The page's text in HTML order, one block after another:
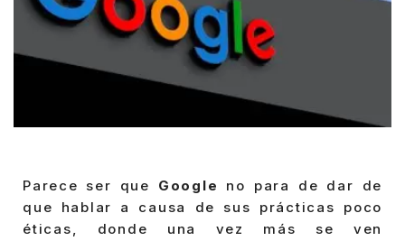
Parece ser que Google
no para de dar de
que hablar a causa de sus prácticas poco
éticas, donde una vez más se ven